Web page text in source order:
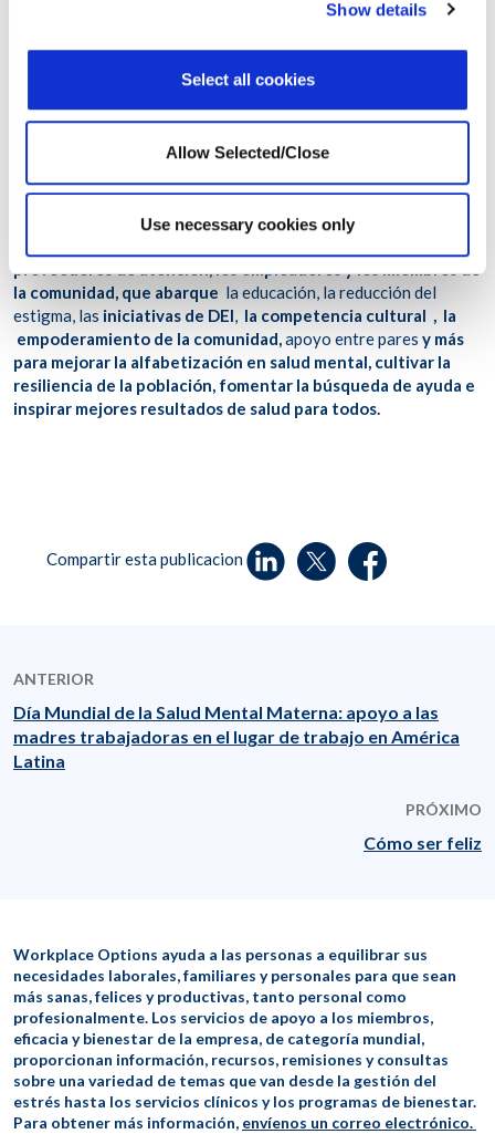
Show details
Select all cookies
Allow Selected/Close
Use necessary cookies only
por cada 100.000 personas, y 13 por cada 100.000 personas,
En general, lo que cada una de estas tendencias fluctuantes
requiere algo más que una solución simple; en cambio,
esfuerzo holístico y multifacéticodirigido por
proveedores de atención, los empleadores y los miembros de
la comunidad, que abarque la educación, la reducción del
estigma, las iniciativas de DEI, la competencia cultural , la
empoderamiento de la comunidad,apoyo entre pares y más
para mejorar la alfabetización en salud mental, cultivar la
resiliencia de la población, fomentar la búsqueda de ayuda e
inspirar mejores resultados de salud para todos.
Compartir esta publicacion
ANTERIOR
Día Mundial de la Salud Mental Materna: apoyo a las
madres trabajadoras en el lugar de trabajo en América
Latina
PRÓXIMO
Cómo ser feliz
Workplace Options ayuda a las personas a equilibrar sus
necesidades laborales, familiares y personales para que sean
más sanas, felices y productivas, tanto personal como
profesionalmente. Los servicios de apoyo a los miembros,
eficacia y bienestar de la empresa, de categoría mundial,
proporcionan información, recursos, remisiones y consultas
sobre una variedad de temas que van desde la gestión del
estrés hasta los servicios clínicos y los programas de bienestar.
Para obtener más información, envíenos un correo electrónico.